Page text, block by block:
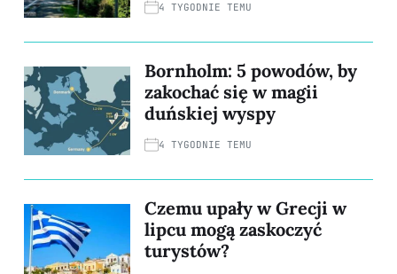
4 TYGODNIE TEMU
Bornholm: 5 powodów, by
zakochać się w magii
duńskiej wyspy
4 TYGODNIE TEMU
Czemu upały w Grecji w
lipcu mogą zaskoczyć
turystów?